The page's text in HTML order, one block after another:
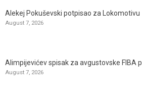
Alekej Pokuševski potpisao za Lokomotivu
August 7, 2026
Alimpijevićev spisak za avgustovske FIBA
August 7, 2026